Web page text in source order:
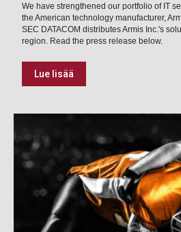
We have strengthened our portfolio of IT
the American technology manufacturer,
SEC DATACOM distributes Armis Inc.'s
region. Read the press release below.
Lue lisää